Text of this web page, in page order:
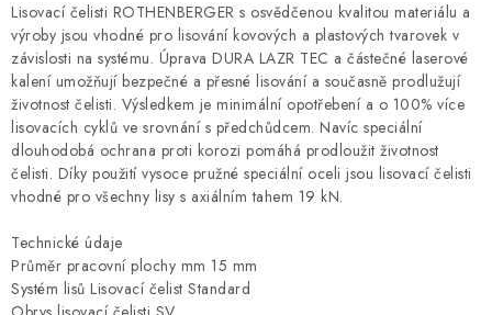
Lisovací čelisti ROTHENBERGER s osvědčenou kvalitou materiálu a
výroby jsou vhodné pro lisování kovových a plastových tvarovek v
závislosti na systému. Úprava DURA LAZR TEC a částečné laserové
kalení umožňují bezpečné a přesné lisování a současně prodlužují
životnost čelisti. Výsledkem je minimální opotřebení a o 100% více
lisovacích cyklů ve srovnání s předchůdcem. Navíc speciální
dlouhodobá ochrana proti korozi pomáhá prodloužit životnost
čelisti. Díky použití vysoce pružné speciální oceli jsou lisovací čelisti
vhodné pro všechny lisy s axiálním tahem 19 kN.
Technické údaje
Průměr pracovní plochy mm 15 mm
Systém lisů Lisovací čelist Standard